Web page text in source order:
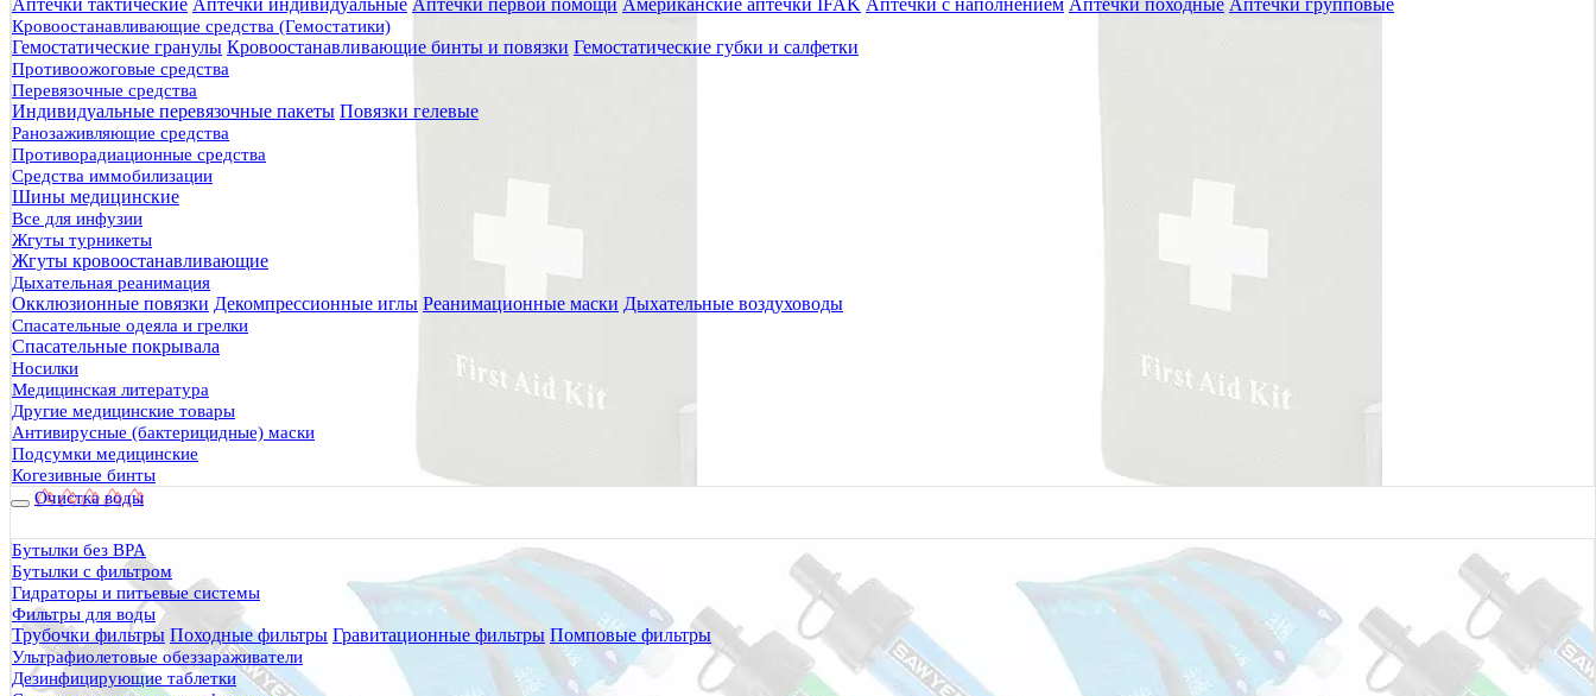
Аптечки тактические Аптечки индивидуальные Аптечки первой помощи Американские аптечки IFAK Аптечки с наполнением Аптечки походные Аптечки групповые
Кровоостанавливающие средства (Гемостатики)
Гемостатические гранулы Кровоостанавливающие бинты и повязки Гемостатические губки и салфетки
Противоожоговые средства
Перевязочные средства
Индивидуальные перевязочные пакеты Повязки гелевые
Ранозаживляющие средства
Противорадиационные средства
Средства иммобилизации
Шины медицинские
Все для инфузии
Жгуты турникеты
Жгуты кровоостанавливающие
Дыхательная реанимация
Окклюзионные повязки Декомпрессионные иглы Реанимационные маски Дыхательные воздуховоды
Спасательные одеяла и грелки
Спасательные покрывала
Носилки
Медицинская литература
Другие медицинские товары
Антивирусные (бактерицидные) маски
Подсумки медицинские
Когезивные бинты
Очистка воды
Бутылки без BPA
Бутылки с фильтром
Гидраторы и питьевые системы
Фильтры для воды
Трубочки фильтры Походные фильтры Гравитационные фильтры Помповые фильтры
Ультрафиолетовые обеззараживатели
Дезинфицирующие таблетки